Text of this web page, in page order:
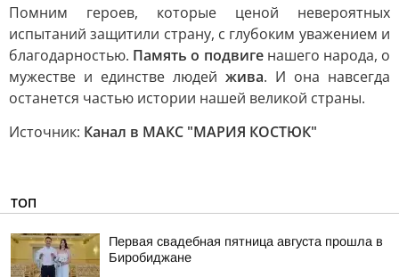
Помним героев, которые ценой невероятных
испытаний защитили страну, с глубоким уважением и
благодарностью. Память о подвигенашего народа, о
мужестве и единстве людей жива. И она навсегда
останется частью истории нашей великой страны.
Источник: Канал в МАКС "МАРИЯ КОСТЮК"
ТОП
Первая свадебная пятница августа прошла в
Биробиджане